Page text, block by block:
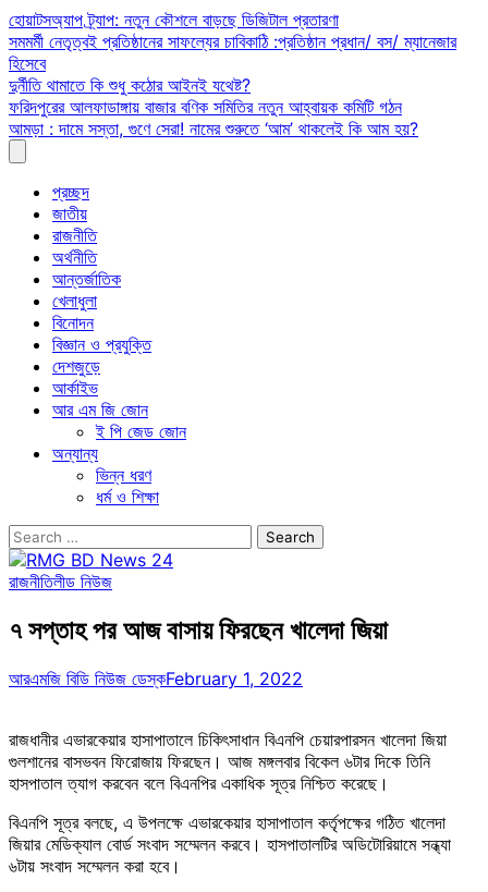
Skip
to
content
হোয়াটসঅ্যাপ ট্র্যাপ: নতুন কৌশলে বাড়ছে ডিজিটাল প্রতারণা
সমমর্মী নেতৃত্বই প্রতিষ্ঠানের সাফল্যের চাবিকাঠি :প্রতিষ্ঠান প্রধান/ বস/ ম্যানেজার
হিসেবে
দুর্নীতি থামাতে কি শুধু কঠোর আইনই যথেষ্ট?
ফরিদপুরের আলফাডাঙ্গায় বাজার বণিক সমিতির নতুন আহ্বায়ক কমিটি গঠন
আমড়া : দামে সস্তা, গুণে সেরা! নামের শুরুতে ‘আম’ থাকলেই কি আম হয়?
প্রচ্ছদ
জাতীয়
রাজনীতি
অর্থনীতি
আন্তর্জাতিক
খেলাধুলা
বিনোদন
বিজ্ঞান ও প্রযুক্তি
দেশজুড়ে
আর্কাইভ
আর এম জি জোন
ই পি জেড জোন
অন্যান্য
ভিন্ন ধরণ
ধর্ম ও শিক্ষা
Search
for:
রাজনীতিলীড নিউজ
৭ সপ্তাহ পর আজ বাসায় ফিরছেন খালেদা জিয়া
আরএমজি বিডি নিউজ ডেস্কFebruary 1, 2022
রাজধানীর এভারকেয়ার হাসাপাতালে চিকিৎসাধান বিএনপি চেয়ারপারসন খালেদা জিয়া
গুলশানের বাসভবন ফিরোজায় ফিরছেন। আজ মঙ্গলবার বিকেল ৬টার দিকে তিনি
হাসপাতাল ত্যাগ করবেন বলে বিএনপির একাধিক সূত্র নিশ্চিত করেছে।
বিএনপি সূত্র বলছে, এ উপলক্ষে এভারকেয়ার হাসাপাতাল কর্তৃপক্ষের গঠিত খালেদা
জিয়ার মেডিক্যাল বোর্ড সংবাদ সম্মেলন করবে। হাসপাতালটির অডিটোরিয়ামে সন্ধ্যা
৬টায় সংবাদ সম্মেলন করা হবে।